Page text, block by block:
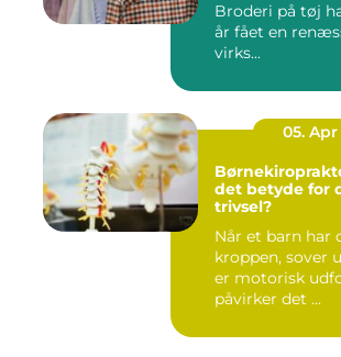
Broderi på tøj
år fået en
virks...
05. Apr
det betyde for
trivsel?
Når et barn har
kroppen, sover
er motorisk
påvirker det ...